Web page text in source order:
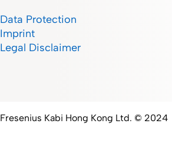
Data Protection
Imprint
Legal Disclaimer
Fresenius Kabi Hong Kong Ltd. © 2024